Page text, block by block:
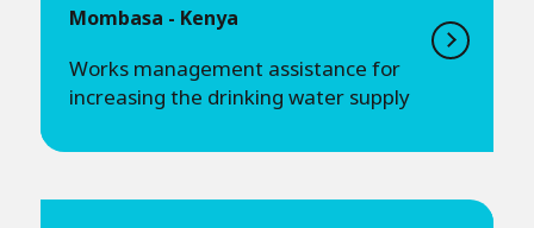
Mombasa - Kenya
Works management assistance for
increasing the drinking water supply